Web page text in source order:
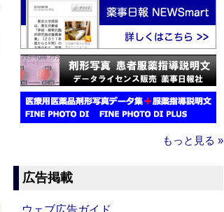
もっと見る »
広告掲載
ウェブ広告ガイド